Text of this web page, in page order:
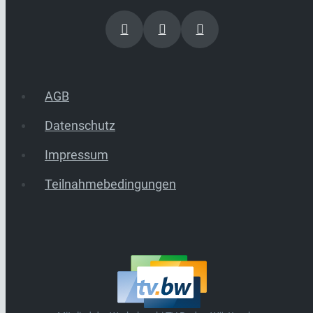
AGB
Datenschutz
Impressum
Teilnahmebedingungen